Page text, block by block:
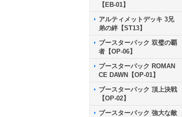
【EB-01】
アルティメットデッキ 3兄
弟の絆【ST13】
ブースターパック 双璧の覇
者【OP-06】
ブースターパック ROMAN
CE DAWN【OP-01】
ブースターパック 頂上決戦
【OP-02】
ブースターパック 強大な敵